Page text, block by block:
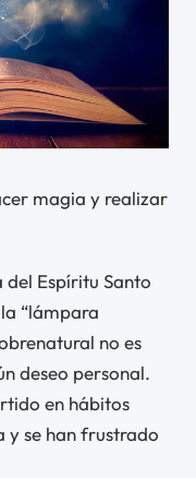
magia y realizar
Espíritu Santo
“lámpara
no es
deseo personal.
en hábitos
y se han frustrado